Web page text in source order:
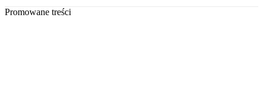
Promowane treści